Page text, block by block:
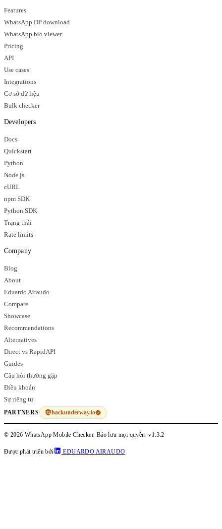
Features
WhatsApp DP download
WhatsApp bio viewer
Pricing
API
Use cases
Integrations
Cơ sở dữ liệu
Bulk checker
Developers
Docs
Quickstart
Python
Node.js
cURL
npm SDK
Python SDK
Trạng thái
Rate limits
Company
Blog
About
Eduardo Airaudo
Compare
Showcase
Recommendations
Alternatives
Direct vs RapidAPI
Guides
Câu hỏi thường gặp
Điều khoản
Sự riêng tư
PARTNERS hackunderway.io
© 2026 WhatsApp Mobile Checker. Bảo lưu mọi quyền.v1.3.2
Được phát triển bởi EDUARDO AIRAUDO